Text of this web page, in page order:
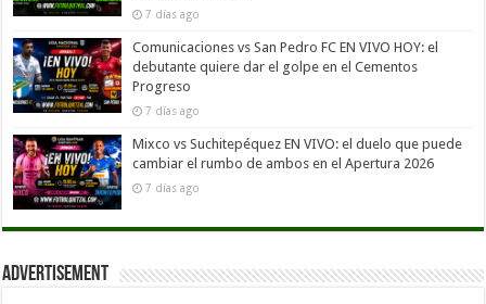
7 días ago
Comunicaciones vs San Pedro FC EN VIVO HOY: el
debutante quiere dar el golpe en el Cementos
Progreso
7 días ago
Mixco vs Suchitepéquez EN VIVO: el duelo que puede
cambiar el rumbo de ambos en el Apertura 2026
7 días ago
Advertisement